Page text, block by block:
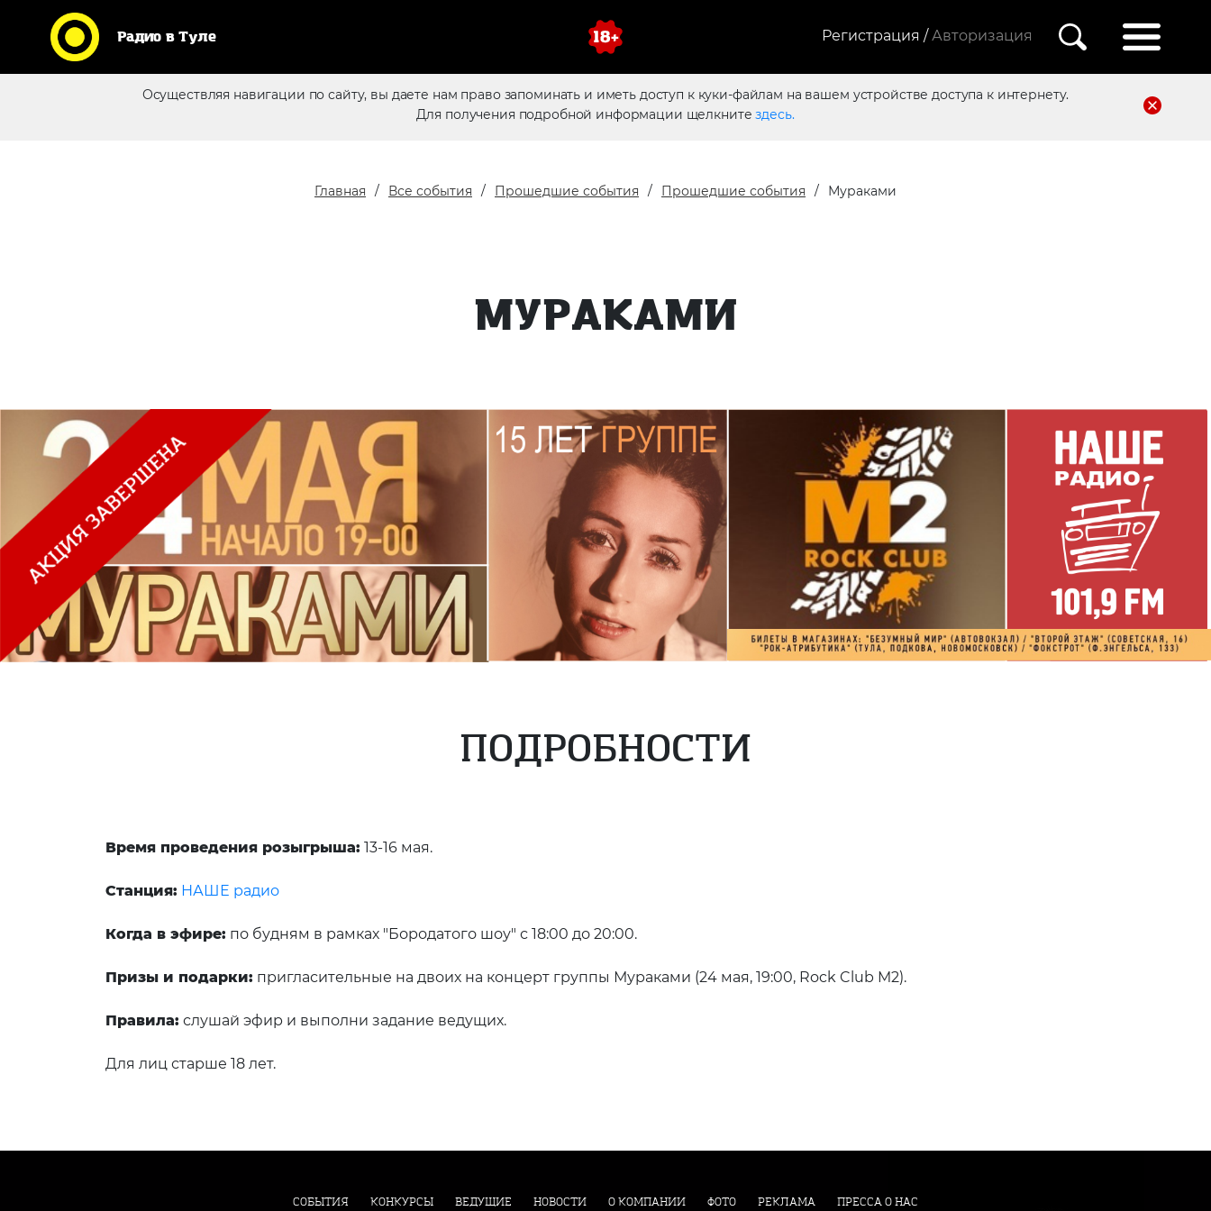
Радио в Туле Регистрация / Авторизация
Осуществляя навигации по сайту, вы даете нам право запоминать и иметь доступ к куки-файлам на вашем устройстве доступа к интернету.
Для получения подробной информации щелкнитездесь.
Кликни по логотипу любимой
станции и слушай радио
Главная Все события Прошедшие события Прошедшие события Мураками
МУРАКАМИ
ПОДРОБНОСТИ
Время проведения розыгрыша: 13-16 мая.
Станция: НАШЕ радио
Когда в эфире: по будням в рамках "Бородатого шоу" с 18:00 до 20:00.
Призы и подарки: пригласительные на двоих на концерт группы Мураками (24 мая, 19:00, Rock Club M2).
Правила: слушай эфир и выполни задание ведущих.
Для лиц старше 18 лет.
СОБЫТИЯ КОНКУРСЫ ВЕДУЩИЕ НОВОСТИ О КОМПАНИИ ФОТО РЕКЛАМА ПРЕССА О НАС